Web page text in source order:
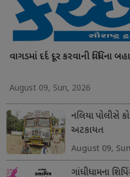
વાગડમાં દર્દ દૂર કરવાની વિધિના
August 09, Sun, 2026
નલિયા પોલીસે
અટકાયત
August 09,
ગાંધીધામના